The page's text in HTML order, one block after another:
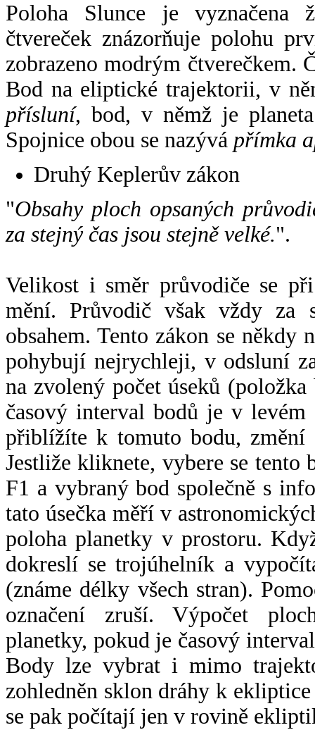
Poloha Slunce je vyznačena
čtvereček znázorňuje polohu
zobrazeno modrým čtverečkem.
Bod na eliptické trajektorii, v
přísluní, bod, v němž je
Spojnice obou se nazývá přímka
Druhý Keplerův zákon
"Obsahy ploch opsaných
za stejný čas jsou stejně velké.".
Velikost i směr průvodiče se
mění. Průvodič však vždy za
obsahem. Tento zákon se někdy
pohybují nejrychleji, v odsluní
na zvolený počet úseků
časový interval bodů je v
přiblížíte k tomuto bodu,
Jestliže kliknete, vybere se tento
F1 a vybraný bod společně s
tato úsečka měří v
poloha planetky v prostoru.
dokreslí se trojúhelník a
(známe délky všech stran).
označení zruší. Výpočet
planetky, pokud je časový
Body lze vybrat i mimo
zohledněn sklon dráhy k
se pak počítají jen v rovině